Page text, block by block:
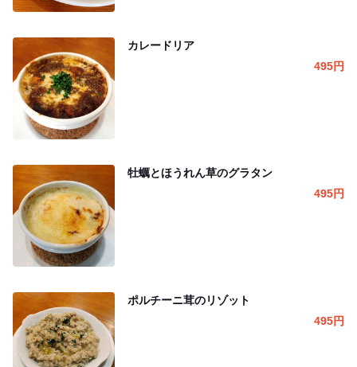
カレードリア
495円
牡蠣とほうれん草のグラタン
495円
ポルチーニ茸のリゾット
495円